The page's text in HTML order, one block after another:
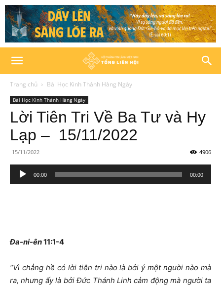
Trang chủ Bài Học Kinh Thánh Hàng Ngày
Bài Học Kinh Thánh Hàng Ngày
Lời Tiên Tri Về Ba Tư và Hy
Lạp – 15/11/2022
15/11/2022 4906
Trình
phát
00:00 00:00
Đa-ni-ên11:1-4
“Vì chẳng hề có lời tiên tri nào là bởi ý một người nào mà
ra, nhưng ấy là bởi Đức Thánh Linh cảm động mà người ta